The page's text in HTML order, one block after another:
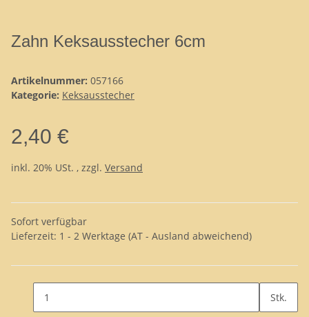
Zahn Keksausstecher 6cm
Artikelnummer: 057166
Kategorie: Keksausstecher
2,40 €
inkl. 20% USt. , zzgl. Versand
Sofort verfügbar
Lieferzeit: 1 - 2 Werktage (AT - Ausland abweichend)
Stk.